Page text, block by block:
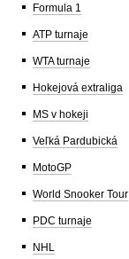
Formula 1
ATP turnaje
WTA turnaje
Hokejová extraliga
MS v hokeji
Veľká Pardubická
MotoGP
World Snooker Tour
PDC turnaje
NHL